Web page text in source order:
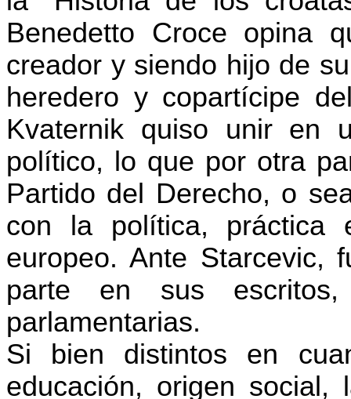
Benedetto Croce opina
creador y siendo hijo de
heredero y copartícipe
Kvaternik quiso unir en
político, lo que por otra
Partido del Derecho, o
con la política, práctica
europeo. Ante Starcevic,
parte en sus escritos,
parlamentarias.
Si bien distintos en
educación, origen social,